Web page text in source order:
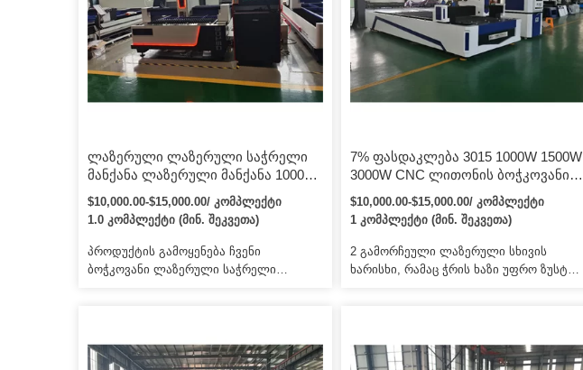
უახლოეს საზღვაო პორტამდე.
ლაზერული ლაზერული საჭრელი
მანქანა ლაზერული მანქანა 1000w
საჭრელი 1000w 2000w 3kw 3015
ბოჭკოვანი ოპტიკური
აღჭურვილობა Cnc Lazer Cutter
ნახშირბადის ლითონის ბოჭკოვანი
ლაზერული საჭრელი მანქანა
$10,000.00-$15,000.00/ კომპლექტი
1.0 კომპლექტი (მინ. შეკვეთა)
პროდუქტის გამოყენება ჩვენი
ბოჭკოვანი ლაზერული საჭრელი
კონსტრუქცია მაღალი ხარისხის
კომპონენტებით უზრუნველყოფს
7% ფასდაკლება 3015 1000W 1500W
3000W CNC ლითონის ბოჭკოვანი
ლაზერული საჭრელი მანქანა ფასი
უჟანგავი რკინის ალუმინის
ფურცელზე
$10,000.00-$15,000.00/ კომპლექტი
1 კომპლექტი (მინ. შეკვეთა)
2 გამორჩეული ლაზერული სხივის
ხარისხი, რამაც ჭრის ხაზი უფრო ზუსტი
cnc მარშრუტიზატორების, ლაზერული
გრავირებისა და საჭრელი მანქანების,